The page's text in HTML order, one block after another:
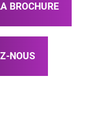
BROCHURE
NOUS